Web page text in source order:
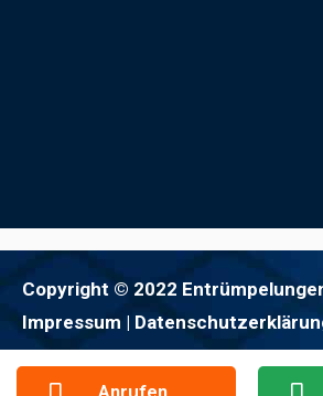
Copyright © 2022
Impressum |
Anrufen